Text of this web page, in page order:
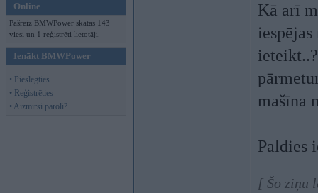
Online
Pašreiz BMWPower skatās 143
viesi un 1 reģistrēti lietotāji.
Ienākt BMWPower
• Pieslēgties
• Reģistrēties
• Aizmirsi paroli?
Kā arī
mašīna
Paldies
[ Šo ziņu